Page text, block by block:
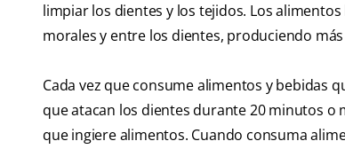
limpiar los dientes y los tejidos. Los
morales y entre los dientes, produciendo más
Cada vez que consume alimentos y bebidas
que atacan los dientes durante 20 minutos o
que ingiere alimentos. Cuando consuma